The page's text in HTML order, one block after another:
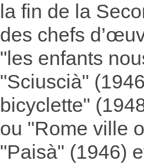
la fin de la
des chefs
"les enfants
"Sciuscià"
bicyclette"
ou "Rome ville
"Paisà" (1946)